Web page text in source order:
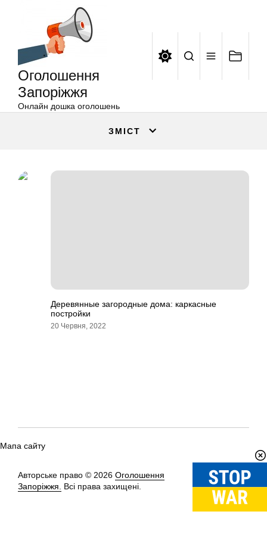
Оголошення
Запоріжжя
Онлайн дошка оголошень
ЗМІСТ
Деревянные загородные дома: каркасные
постройки
20 Червня, 2022
Мапа сайту
Авторське право © 2026 Оголошення
Запоріжжя.
Всі права захищені.
Вгору↑